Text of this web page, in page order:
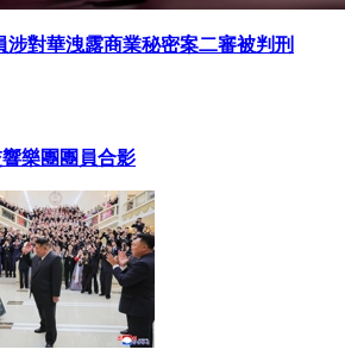
涉對華洩露商業秘密案二審被判刑
樂團團員合影